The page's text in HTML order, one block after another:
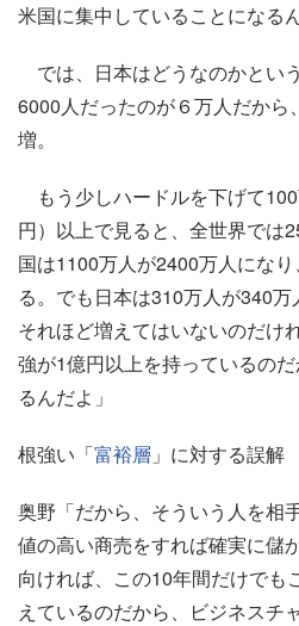
米国に集中していることになるん
では、日本はどうなのかとい
6000人だったのが６万人だから
増。
もう少しハードルを下げて
円）以上で見ると、全世界では
国は1100万人が2400万人にな
る。でも日本は310万人が340万
それほど増えてはいないのだけ
強が1億円以上を持っているの
るんだよ」
根強い「富裕層 」に対する誤解
奥野「だから、そういう人を相
値の高い商売をすれば確実に儲
向ければ、この10年間だけでも
えているのだから、ビジネスチ